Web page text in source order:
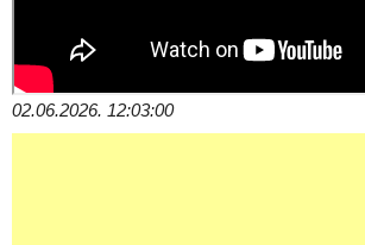
02.06.2026. 12:03:00